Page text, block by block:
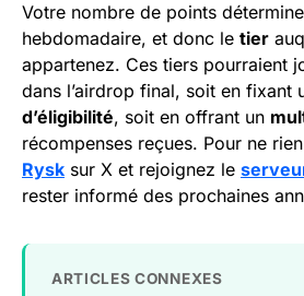
Votre nombre de points
hebdomadaire, et donc le tier
appartenez. Ces tiers pourraient
dans l’airdrop final, soit en fixant
d’éligibilité, soit en offrant un
récompenses reçues. Pour ne
Rysk sur X et rejoignez le
rester informé des prochaines
ARTICLES CONNEXES